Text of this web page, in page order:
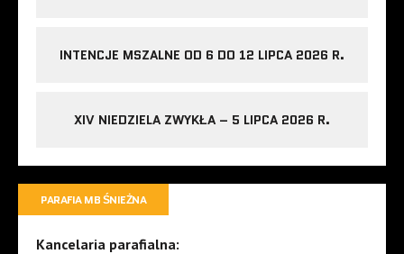
INTENCJE MSZALNE OD 6 DO 12 LIPCA 2026 R.
XIV NIEDZIELA ZWYKŁA – 5 LIPCA 2026 R.
PARAFIA MB ŚNIEŻNA
Kancelaria parafialna: